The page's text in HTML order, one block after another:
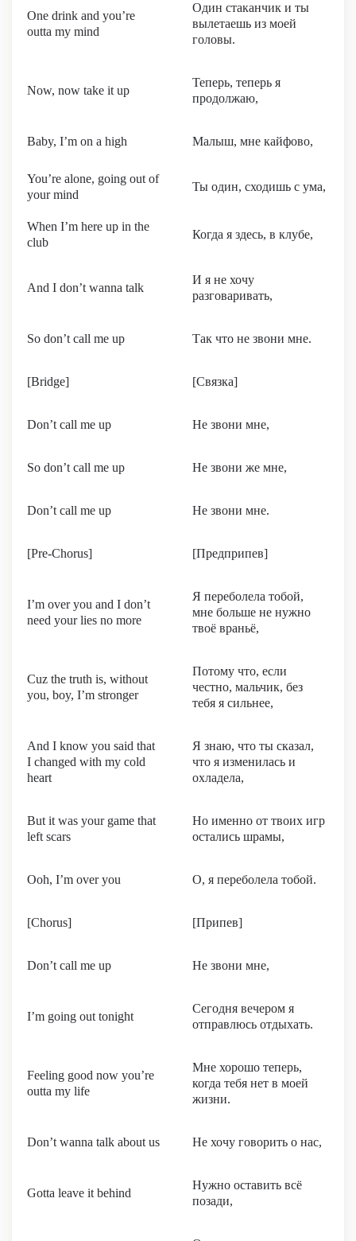
One drink and you’re
outta my mind
Один стаканчик и ты
вылетаешь из моей
головы.
Now, now take it up
Теперь, теперь я
продолжаю,
Baby, I’m on a high Малыш, мне кайфово,
You’re alone, going out of
your mind
Ты один, сходишь с ума,
When I’m here up in the
club
Когда я здесь, в клубе,
And I don’t wanna talk
И я не хочу
разговаривать,
So don’t call me up Так что не звони мне.
[Bridge] [Связка]
Don’t call me up Не звони мне,
So don’t call me up Не звони же мне,
Don’t call me up Не звони мне.
[Pre-Chorus] [Предприпев]
I’m over you and I don’t
need your lies no more
Я переболела тобой,
мне больше не нужно
твоё враньё,
Cuz the truth is, without
you, boy, I’m stronger
Потому что, если
честно, мальчик, без
тебя я сильнее,
And I know you said that
I changed with my cold
heart
Я знаю, что ты сказал,
что я изменилась и
охладела,
But it was your game that
left scars
Но именно от твоих игр
остались шрамы,
Ooh, I’m over you О, я переболела тобой.
[Chorus] [Припев]
Don’t call me up Не звони мне,
I’m going out tonight
Сегодня вечером я
отправлюсь отдыхать.
Feeling good now you’re
outta my life
Мне хорошо теперь,
когда тебя нет в моей
жизни.
Don’t wanna talk about us Не хочу говорить о нас,
Gotta leave it behind
Нужно оставить всё
позади,